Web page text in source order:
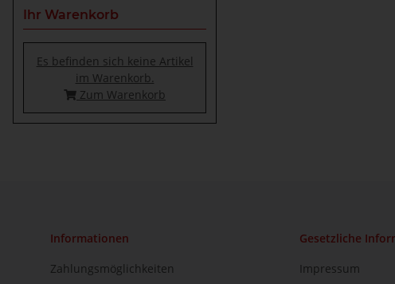
Ihr Warenkorb
Es befinden sich keine Artikel
im Warenkorb.
Zum Warenkorb
Informationen
Zahlungsmöglichkeiten
Gesetzliche
Impressum